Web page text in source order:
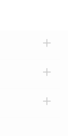
+
+
+